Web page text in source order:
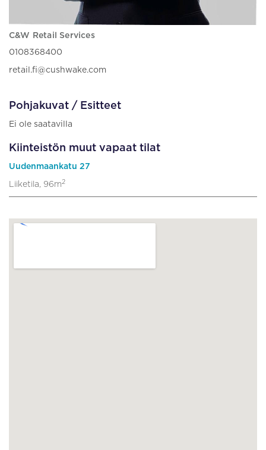
C&W Retail Services
0108368400
retail.fi@cushwake.com
Pohjakuvat / Esitteet
Ei ole saatavilla
Kiinteistön muut vapaat tilat
Uudenmaankatu 27
Liiketila, 96m 2